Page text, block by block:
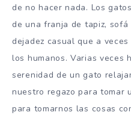
de no hacer nada. Los
de una franja de tapiz,
dejadez casual que a
los humanos. Varias veces
serenidad de un gato
nuestro regazo para tomar
para tomarnos las cosas